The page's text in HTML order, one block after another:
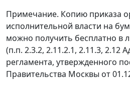
Примечание. Копию приказа
исполнительной власти на
можно получить бесплатно
(п.п. 2.3.2, 2.11.2.1, 2.11.3, 2.12
регламента, утвержденного
Правительства Москвы от